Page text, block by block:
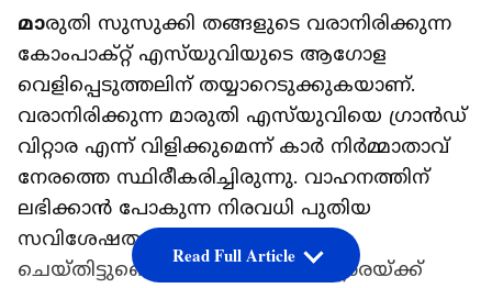
മാരുതി സുസുക്കി തങ്ങളുടെ വരാനിരിക്കുന്ന
കോംപാക്റ്റ് എസ്‌യുവിയുടെ ആഗോള
വെളിപ്പെടുത്തലിന് തയ്യാറെടുക്കുകയാണ്.
വരാനിരിക്കുന്ന മാരുതി എസ്‌യുവിയെ ഗ്രാൻഡ്
വിറ്റാര എന്ന് വിളിക്കുമെന്ന് കാർ നിർമ്മാതാവ്
നേരത്തെ സ്ഥിരീകരിച്ചിരുന്നു. വാഹനത്തിന്
ലഭിക്കാൻ പോകുന്ന നിരവധി പുതിയ
സവിശേഷതകൾ മുമ്പ് ടീസ്
ചെയ്‍തിട്ടുണ്ടെങ്കിലും, ഗ്രാൻഡ് വിറ്റാരയ്ക്ക്
Read Full Article